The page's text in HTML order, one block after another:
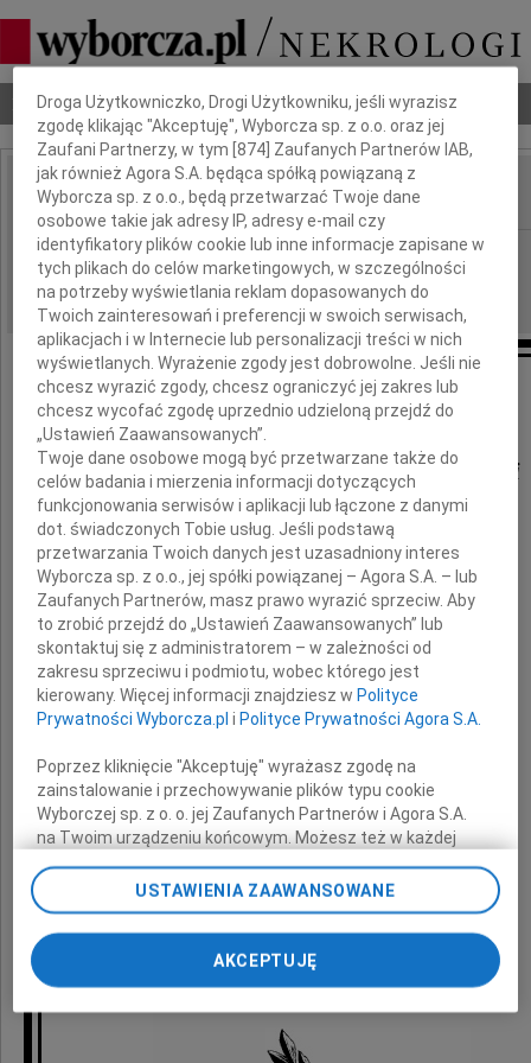
Nekrologi Odeszli Poradnik pogrzebowy
IMIĘ I NAZWISKO:
REGION: Kielce, Łódź
DATA EMISJI: 09.12.2010
Panu
Mirosławowi Jędrzejczykowi
wyrazy głębokiego współczucia
z powodu śmierci
Teścia
składają
Zarząd Cersanit SA
Dbamy o Twoją prywatność
Droga Użytkowniczko, Drogi Użytkowniku, jeśli wyrazisz
zgodę klikając "Akceptuję", Wyborcza sp. z o.o. oraz jej
Zaufani Partnerzy, w tym [874 ] Zaufanych Partnerów IAB,
jak również Agora S.A. będąca spółką powiązaną z
Wyborcza sp. z o.o., będą przetwarzać Twoje dane
osobowe takie jak adresy IP, adresy e-mail czy
identyfikatory plików cookie lub inne informacje zapisane w
tych plikach do celów marketingowych, w szczególności
na potrzeby wyświetlania reklam dopasowanych do
Twoich zainteresowań i preferencji w swoich serwisach,
aplikacjach i w Internecie lub personalizacji treści w nich
wyświetlanych. Wyrażenie zgody jest dobrowolne. Jeśli nie
chcesz wyrazić zgody, chcesz ograniczyć jej zakres lub
chcesz wycofać zgodę uprzednio udzieloną przejdź do
„Ustawień Zaawansowanych”.
Twoje dane osobowe mogą być przetwarzane także do
celów badania i mierzenia informacji dotyczących
funkcjonowania serwisów i aplikacji lub łączone z danymi
dot. świadczonych Tobie usług. Jeśli podstawą
przetwarzania Twoich danych jest uzasadniony interes
Wyborcza sp. z o.o., jej spółki powiązanej – Agora S.A. – lub
Zaufanych Partnerów, masz prawo wyrazić sprzeciw. Aby
to zrobić przejdź do „Ustawień Zaawansowanych” lub
skontaktuj się z administratorem – w zależności od
zakresu sprzeciwu i podmiotu, wobec którego jest
kierowany. Więcej informacji znajdziesz w Polityce
Prywatności Wyborcza.pl i Polityce Prywatności Agora S.A.
Poprzez kliknięcie "Akceptuję" wyrażasz zgodę na
zainstalowanie i przechowywanie plików typu cookie
Wyborczej sp. z o. o. jej Zaufanych Partnerów i Agora S.A.
na Twoim urządzeniu końcowym. Możesz też w każdej
chwili zmienić swoje preferencje dot. plików cookie,
ponownie wywołując narzędzie do zarządzania Twoimi
preferencjami dot. przetwarzania danych poprzez
odnośnik „Ustawienia prywatności” w stopce serwisu i
przechodząc do sekcji „Ustawienia zaawansowane”.
Zmiana ustawień plików cookie możliwa jest także za
My, nasi Zaufani Partnerzy i Agora S.A. możemy
USTAWIENIA ZAAWANSOWANE
AKCEPTUJĘ